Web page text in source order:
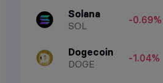
Solana
SOL
-0.69%
Dogecoin
DOGE
-1.04%